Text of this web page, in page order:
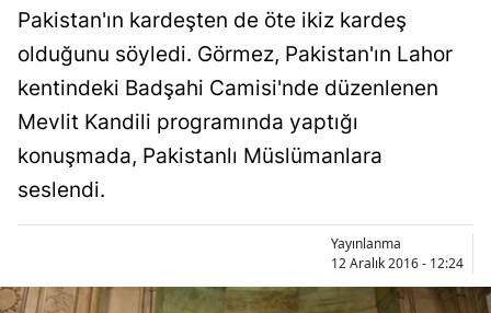
Pakistan'ın kardeşten de öte ikiz kardeş
olduğunu söyledi. Görmez, Pakistan'ın Lahor
kentindeki Badşahi Camisi'nde düzenlenen
Mevlit Kandili programında yaptığı
konuşmada, Pakistanlı Müslümanlara
seslendi.
Yayınlanma
12 Aralık 2016 - 12:24